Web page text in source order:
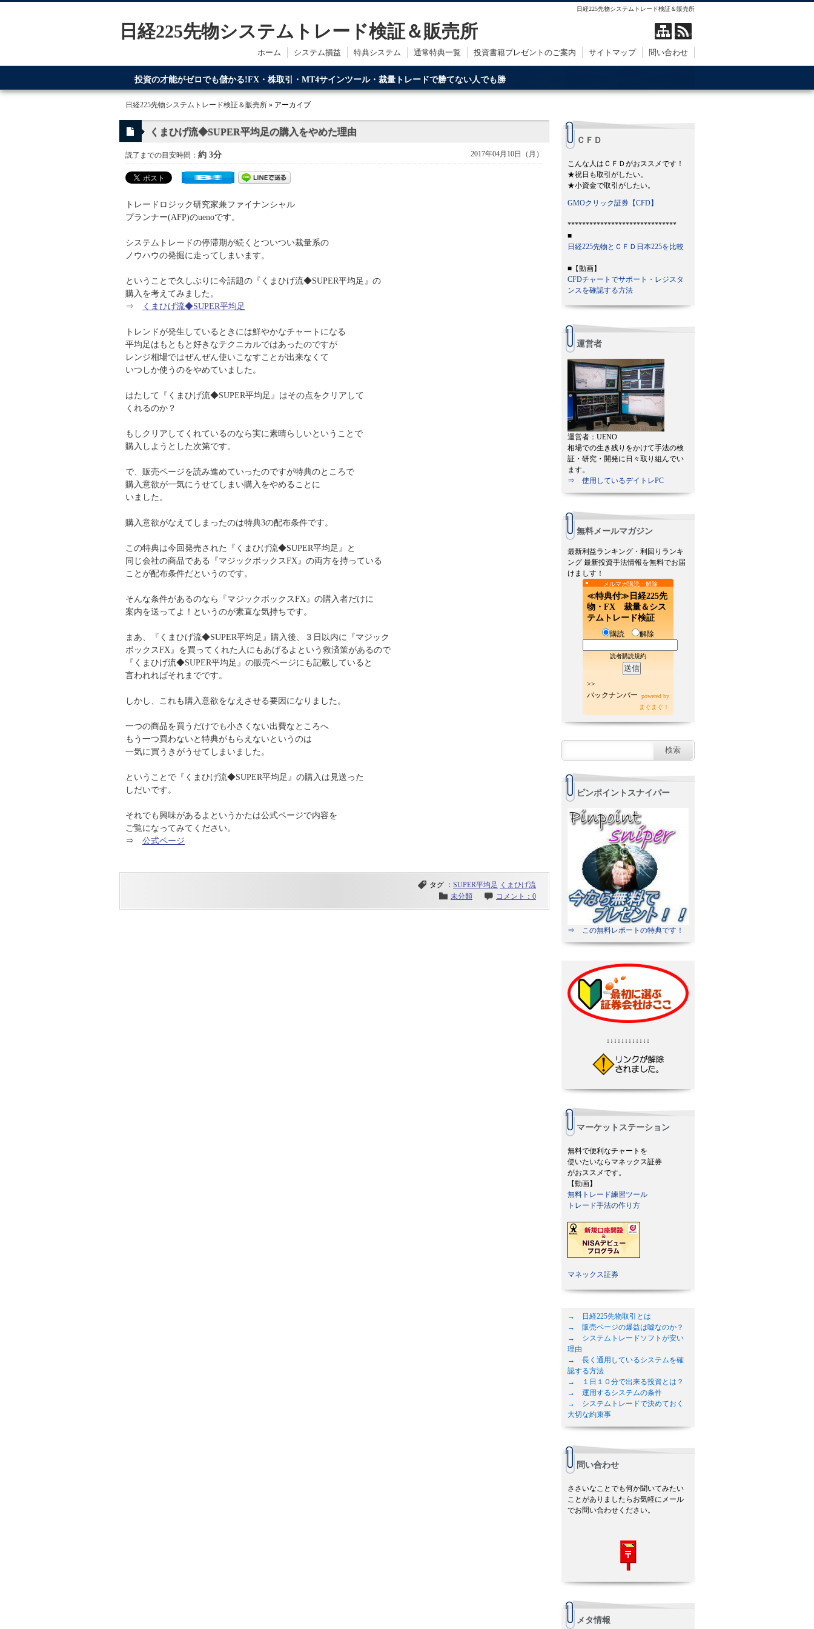
日経225先物システムトレード検証＆販売所
日経225先物システムトレード検証＆販売所
ホーム システム損益 特典システム 通常特典一覧 投資書籍プレゼントのご案内 サイトマップ 問い合わせ
投資の才能がゼロでも儲かる!FX・株取引・MT4サインツール・裁量トレードで勝てない人でも勝
てるのが日経225先物システムトレードです。
日経225先物システムトレード検証＆販売所 » アーカイブ
くまひげ流◆SUPER平均足の購入をやめた理由
読了までの目安時間： 約 3分 2017年04月10日（月）
トレードロジック研究家兼ファイナンシャル
プランナー(AFP)のuenoです。
システムトレードの停滞期が続くとついつい裁量系の
ノウハウの発掘に走ってしまいます。
ということで久しぶりに今話題の『くまひげ流◆SUPER平均足』の
購入を考えてみました。
⇒
くまひげ流◆SUPER平均足
トレンドが発生しているときには鮮やかなチャートになる
平均足はもともと好きなテクニカルではあったのですが
レンジ相場ではぜんぜん使いこなすことが出来なくて
いつしか使うのをやめていました。
はたして『くまひげ流◆SUPER平均足』はその点をクリアして
くれるのか？
もしクリアしてくれているのなら実に素晴らしいということで
購入しようとした次第です。
で、販売ページを読み進めていったのですが特典のところで
購入意欲が一気にうせてしまい購入をやめることに
いました。
購入意欲がなえてしまったのは特典3の配布条件です。
この特典は今回発売された『くまひげ流◆SUPER平均足』と
同じ会社の商品である『マジックボックスFX』の両方を持っている
ことが配布条件だというのです。
そんな条件があるのなら『マジックボックスFX』の購入者だけに
案内を送ってよ！というのが素直な気持ちです。
まあ、『くまひげ流◆SUPER平均足』購入後、３日以内に『マジック
ボックスFX』を買ってくれた人にもあげるよという救済策があるので
『くまひげ流◆SUPER平均足』の販売ページにも記載していると
言われればそれまでです。
しかし、これも購入意欲をなえさせる要因になりました。
一つの商品を買うだけでも小さくない出費なところへ
もう一つ買わないと特典がもらえないというのは
一気に買うきがうせてしまいました。
ということで『くまひげ流◆SUPER平均足』の購入は見送った
しだいです。
それでも興味があるよというかたは公式ページで内容を
ご覧になってみてください。
⇒ 公式ページ
タグ ： SUPER平均足 くまひげ流
未分類
コメント：0
ＣＦＤ
こんな人はＣＦＤがおススメです！
★祝日も取引がしたい。
★小資金で取引がしたい。
GMOクリック証券【CFD】
******************************
■
日経225先物とＣＦＤ日本225を比較
■【動画】
CFDチャートでサポート・レジスタ
ンスを確認する方法
運営者
運営者：UENO
相場での生き残りをかけて手法の検
証・研究・開発に日々取り組んでい
ます。
⇒ 使用しているデイトレPC
無料メールマガジン
最新利益ランキング・利回りランキ
ング 最新投資手法情報を無料でお届
けましす！
メルマガ購読・解除
≪特典付≫日経225先
物・FX 裁量＆シス
テムトレード検証
購読 解除
読者購読規約
>>
バックナンバー
powered by
まぐまぐ！
ピンポイントスナイパー
⇒ この無料レポートの特典です！
↓↓↓↓↓↓↓↓↓↓↓↓
マーケットステーション
無料で便利なチャートを
使いたいならマネックス証券
がおススメです。
【動画】
無料トレード練習ツール
トレード手法の作り方
マネックス証券
→ 日経225先物取引とは
→ 販売ページの爆益は嘘なのか？
→ システムトレードソフトが安い
理由
→ 長く通用しているシステムを確
認する方法
→ １日１０分で出来る投資とは？
→ 運用するシステムの条件
→ システムトレードで決めておく
大切な約束事
問い合わせ
ささいなことでも何か聞いてみたい
ことがありましたらお気軽にメール
でお問い合わせください。
メタ情報